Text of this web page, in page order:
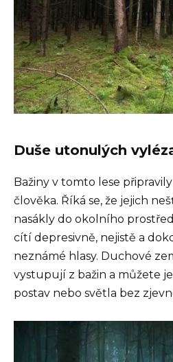
Duše utonulých
Bažiny v tomto lese
člověka. Říká se, že jejich
nasákly do okolního
cítí depresivně, nejistě a
neznámé hlasy. Duchové
vystupují z bažin a můžete
postav nebo světla bez